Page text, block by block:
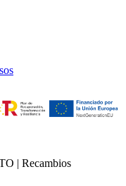
| Recambios